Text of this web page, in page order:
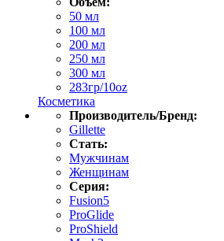
50 мл
100 мл
200 мл
250 мл
300 мл
283гр/10oz
Косметика
Производитель/Бренд:
Gillette
Стать:
Мужчинам
Женщинам
Серия:
Fusion5
ProGlide
ProShield